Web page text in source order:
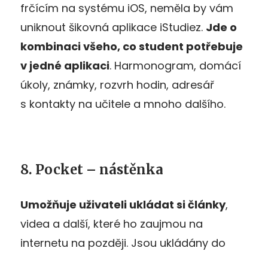
frčícím na systému iOS, neměla by vám
uniknout šikovná aplikace iStudiez. Jde o
kombinaci všeho, co student potřebuje
v jedné aplikaci. Harmonogram, domácí
úkoly, známky, rozvrh hodin, adresář
s kontakty na učitele a mnoho dalšího.
8. Pocket – nástěnka
Umožňuje uživateli ukládat si články,
videa a další, které ho zaujmou na
internetu na později. Jsou ukládány do